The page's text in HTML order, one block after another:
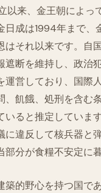
以来、金王朝によっ
成は1994年まで、
はそれ以来です。自
断を維持し、政治
運営しており、国際
飢餓、処刑を含む条
ると推定していま
違反して核兵器と
部分が食糧不安定に
築的野心を持つ国で